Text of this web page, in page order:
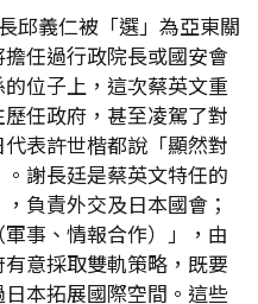
邱義仁被「選」為亞東關
任過行政院長或國安會
位子上，這次蔡英文重
任政府，甚至凌駕了對
表許世楷都說「顯然對
謝長廷是蔡英文特任的
負責外交及日本國會；
事、情報合作）」，由
意採取雙軌策略，既要
本拓展國際空間。這些